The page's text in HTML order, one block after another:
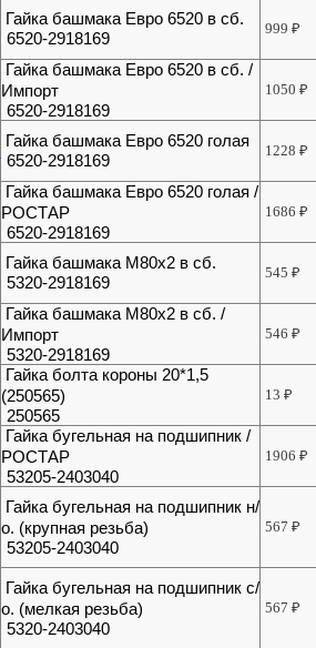
Гайка башмака Евро 6520 в сб.
6520-2918169
999₽
Гайка башмака Евро 6520 в сб. /
Импорт
6520-2918169
1050₽
Гайка башмака Евро 6520 голая
6520-2918169
1228₽
Гайка башмака Евро 6520 голая /
РОСТАР
6520-2918169
1686₽
Гайка башмака М80х2 в сб.
5320-2918169
545₽
Гайка башмака М80х2 в сб. /
Импорт
5320-2918169
546₽
Гайка болта короны 20*1,5
(250565)
250565
13₽
Гайка бугельная на подшипник /
РОСТАР
53205-2403040
1906₽
Гайка бугельная на подшипник н/
о. (крупная резьба)
53205-2403040
567₽
Гайка бугельная на подшипник с/
о. (мелкая резьба)
5320-2403040
567₽